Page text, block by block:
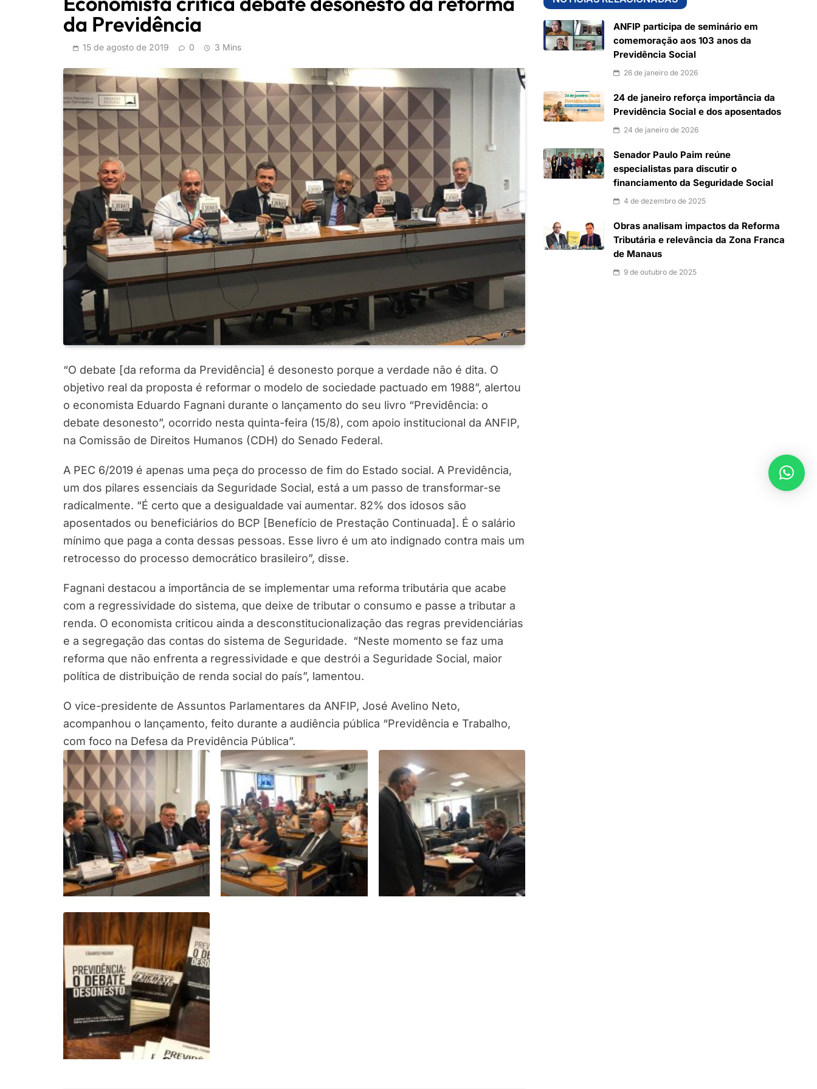
da Previdência
15 de agosto de 2019 0 3 Mins
“O debate [da reforma da Previdência] é desonesto porque a verdade não é dita. O
objetivo real da proposta é reformar o modelo de sociedade pactuado em 1988”, alertou
o economista Eduardo Fagnani durante o lançamento do seu livro “Previdência: o
debate desonesto”, ocorrido nesta quinta-feira (15/8), com apoio institucional da ANFIP,
na Comissão de Direitos Humanos (CDH) do Senado Federal.
A PEC 6/2019 é apenas uma peça do processo de fim do Estado social. A Previdência,
um dos pilares essenciais da Seguridade Social, está a um passo de transformar-se
radicalmente. “É certo que a desigualdade vai aumentar. 82% dos idosos são
aposentados ou beneficiários do BCP [Benefício de Prestação Continuada]. É o salário
mínimo que paga a conta dessas pessoas. Esse livro é um ato indignado contra mais um
retrocesso do processo democrático brasileiro”, disse.
Fagnani destacou a importância de se implementar uma reforma tributária que acabe
com a regressividade do sistema, que deixe de tributar o consumo e passe a tributar a
renda. O economista criticou ainda a desconstitucionalização das regras previdenciárias
e a segregação das contas do sistema de Seguridade. “Neste momento se faz uma
reforma que não enfrenta a regressividade e que destrói a Seguridade Social, maior
política de distribuição de renda social do país”, lamentou.
O vice-presidente de Assuntos Parlamentares da ANFIP, José Avelino Neto,
acompanhou o lançamento, feito durante a audiência pública “Previdência e Trabalho,
com foco na Defesa da Previdência Pública”.
ANFIP participa de seminário em
comemoração aos 103 anos da
Previdência Social
26 de janeiro de 2026
24 de janeiro reforça importância da
Previdência Social e dos aposentados
24 de janeiro de 2026
Senador Paulo Paim reúne
especialistas para discutir o
financiamento da Seguridade Social
4 de dezembro de 2025
Obras analisam impactos da Reforma
Tributária e relevância da Zona Franca
de Manaus
9 de outubro de 2025